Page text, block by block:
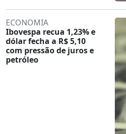
ECONOMIA
Ibovespa recua 1,23% e
dólar fecha a R$ 5,10
com pressão de juros e
petróleo